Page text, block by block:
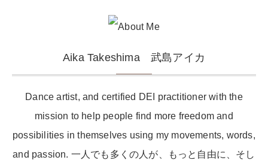
Aika Takeshima 武島アイカ
Dance artist, and certified DEI practitioner with the
mission to help people find more freedom and
possibilities in themselves using my movements, words,
and passion. 一人でも多くの人が、もっと自由に、そし